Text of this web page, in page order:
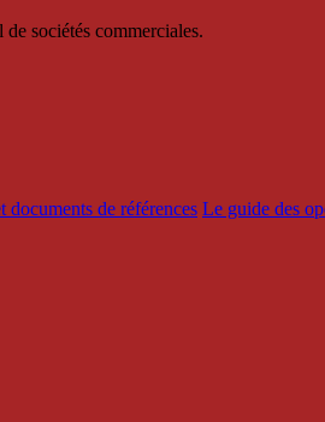
sociétés commerciales.
documents de références Le guide des